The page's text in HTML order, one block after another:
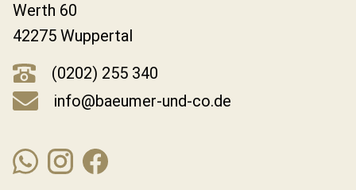
Werth 60
42275 Wuppertal
(0202) 255 340
info@baeumer-und-co.de